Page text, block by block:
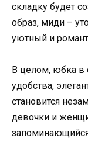
складку будет
образ, миди –
уютный и
В целом, юбка в
удобства,
становится
девочки и